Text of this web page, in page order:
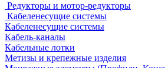
Редукторы и мотор-редукторы
Кабеленесущие системы
Кабеленесущие системы
Кабель-каналы
Кабельные лотки
Метизы и крепежные изделия